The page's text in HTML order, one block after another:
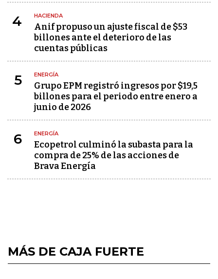
4 HACIENDA
Anif propuso un ajuste fiscal de $53
billones ante el deterioro de las
cuentas públicas
5 ENERGÍA
Grupo EPM registró ingresos por $19,5
billones para el periodo entre enero a
junio de 2026
6 ENERGÍA
Ecopetrol culminó la subasta para la
compra de 25% de las acciones de
Brava Energía
MÁS DE CAJA FUERTE